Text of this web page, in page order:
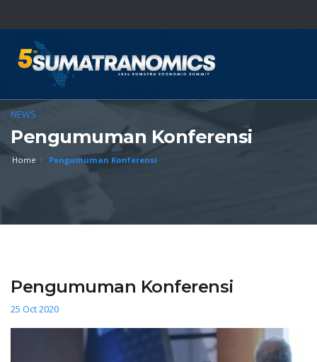
NEWS
Pengumuman Konferensi
Home Pengumuman Konferensi
Pengumuman Konferensi
25 Oct 2020